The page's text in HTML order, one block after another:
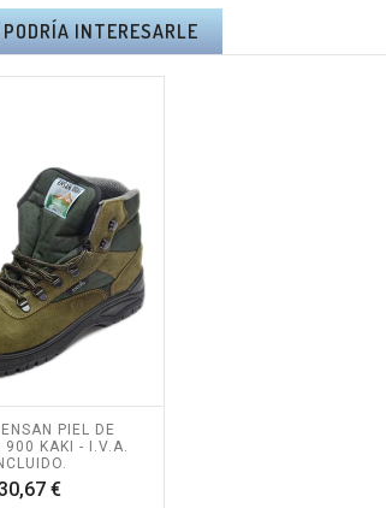
INTERESARLE
PIEL DE
900 KAKI - I.V.A.
€Precio